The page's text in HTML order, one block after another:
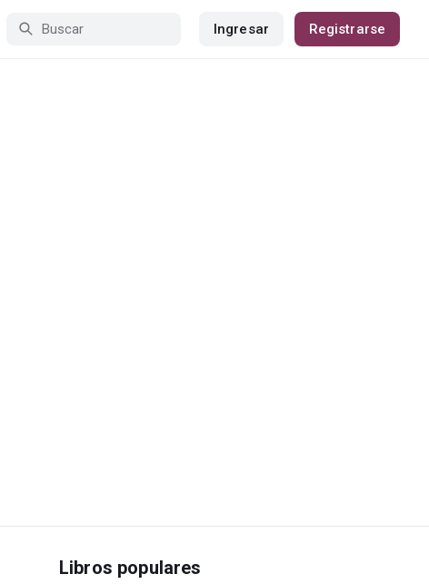
Ingresar Registrarse
Libros populares